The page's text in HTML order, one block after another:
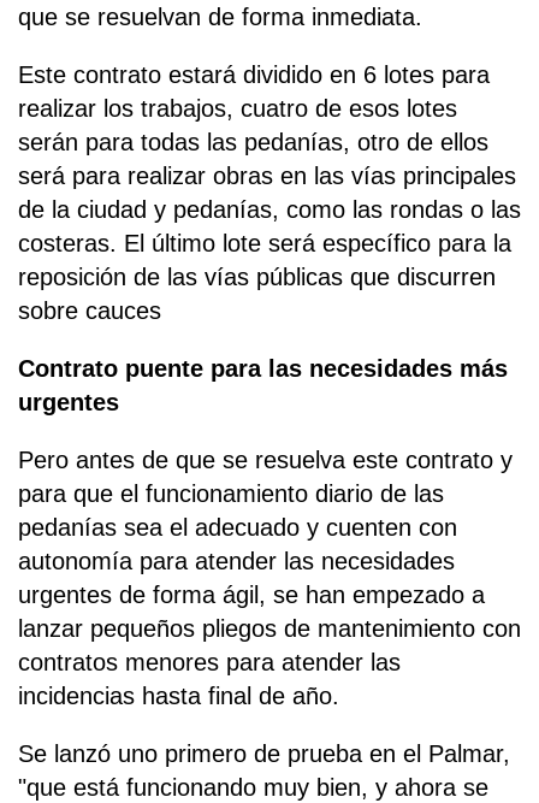
que se resuelvan de forma inmediata.
Este contrato estará dividido en 6 lotes para
realizar los trabajos, cuatro de esos lotes
serán para todas las pedanías, otro de ellos
será para realizar obras en las vías principales
de la ciudad y pedanías, como las rondas o las
costeras. El último lote será específico para la
reposición de las vías públicas que discurren
sobre cauces
Contrato puente para las necesidades más
urgentes
Pero antes de que se resuelva este contrato y
para que el funcionamiento diario de las
pedanías sea el adecuado y cuenten con
autonomía para atender las necesidades
urgentes de forma ágil, se han empezado a
lanzar pequeños pliegos de mantenimiento con
contratos menores para atender las
incidencias hasta final de año.
Se lanzó uno primero de prueba en el Palmar,
"que está funcionando muy bien, y ahora se